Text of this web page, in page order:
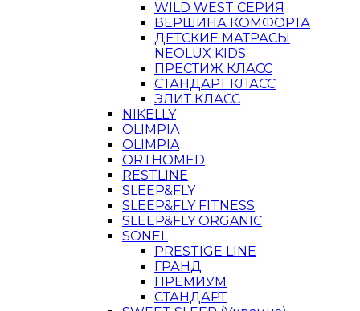
WILD WEST СЕРИЯ
ВЕРШИНА КОМФОРТА
ДЕТСКИЕ МАТРАСЫ
NEOLUX KIDS
ПРЕСТИЖ КЛАСС
СТАНДАРТ КЛАСС
ЭЛИТ КЛАСС
NIKELLY
OLIMPIA
OLIMPIA
ORTHOMED
RESTLINE
SLEEP&FLY
SLEEP&FLY FITNESS
SLEEP&FLY ORGANIC
SONEL
PRESTIGE LINE
ГРАНД
ПРЕМИУМ
СТАНДАРТ